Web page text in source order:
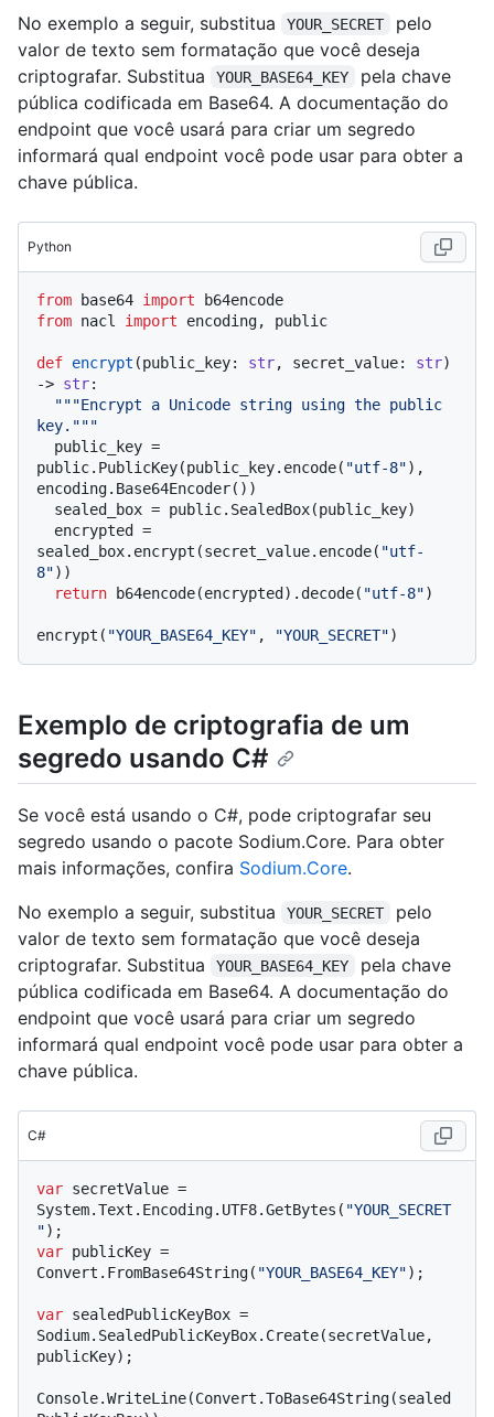
No exemplo a seguir, substitua YOUR_SECRET
pelo
valor de texto sem formatação que você deseja
criptografar. Substitua
YOUR_BASE64_KEY
pela chave
pública codificada em Base64. A documentação do
endpoint que você usará para criar um segredo
informará qual endpoint você pode usar para obter a
chave pública.
Python
from base64 import
from nacl import encoding, public
def encrypt (public_key: str, secret_value: str)
-> str:
"""Encrypt a Unicode string using the public
key."""
public.PublicKey(public_key.encode( "utf-8"),
encoding.Base64Encoder())
sealed_box.encrypt(secret_value.encode( "utf-
8"))
return b64encode(encrypted).decode( "utf-8")
encrypt( "YOUR_BASE64_KEY" , "YOUR_SECRET"
Exemplo de criptografia de um
segredo usando C#
Se você está usando o C#, pode criptografar seu
segredo usando o pacote Sodium.Core. Para obter
mais informações, confira Sodium.Core.
No exemplo a seguir, substitua
YOUR_SECRET
pelo
valor de texto sem formatação que você deseja
criptografar. Substitua
YOUR_BASE64_KEY
pela chave
pública codificada em Base64. A documentação do
endpoint que você usará para criar um segredo
informará qual endpoint você pode usar para obter a
chave pública.
C#
var secretValue =
System.Text.Encoding.UTF8.GetBytes( "YOUR_SECRET
"
var publicKey =
Convert.FromBase64String( "YOUR_BASE64_KEY");
var sealedPublicKeyBox =
Sodium.SealedPublicKeyBox.Create(secretValue,
publicKey);
Console.WriteLine(Convert.ToBase64String(sealed